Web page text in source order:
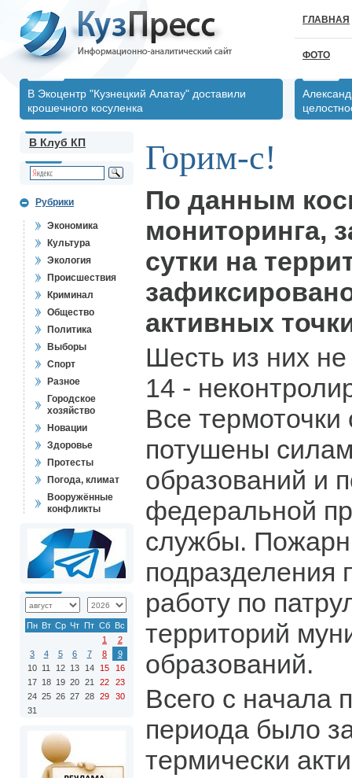
ГЛАВНАЯ
ФОТО
В Экоцентр "Кузнецкий Алатау" доставили
крошечного косуленка
В Клуб КП
Рубрики
Экономика
Культура
Экология
Происшествия
Криминал
Общество
Политика
Выборы
Спорт
Разное
Городское
хозяйство
Новации
Здоровье
Протесты
Погода, климат
Вооружённые
конфликты
Пн Вт Ср Чт Пт Сб Вс
1
2
3
4 5 6 7 8
9
10 11 12 13 14 15
16
17 18 19 20 21 22
23
24 25 26 27 28 29
30
31
Горим-с!
По данным
мониторинга,
сутки на
активных
Шесть из них
14 -
Все
потушены
образований и
федеральной
службы.
подразделения
работу по
территорий
образований.
Всего с начала
периода было
термически